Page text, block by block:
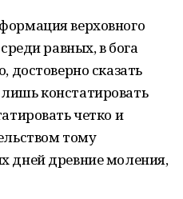
верховного
равных, в бога
достоверно сказать
констатировать
четко и
тому
дней древние моления,